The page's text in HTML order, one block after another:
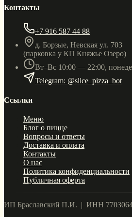
Контакты
+7 916 587 44 88
д. Борзые, Невская ул. 703
(парковка у КП Княжье Озеро)
Вт–Вс 10:00 — 22:00,
Telegram: @slice_pizza_bot
Ссылки
Меню
Блог о пицце
Вопросы и ответы
Доставка и оплата
Контакты
О нас
Политика конфиденциальности
Публичная оферта
ИП Браславский П.И. | ИНН